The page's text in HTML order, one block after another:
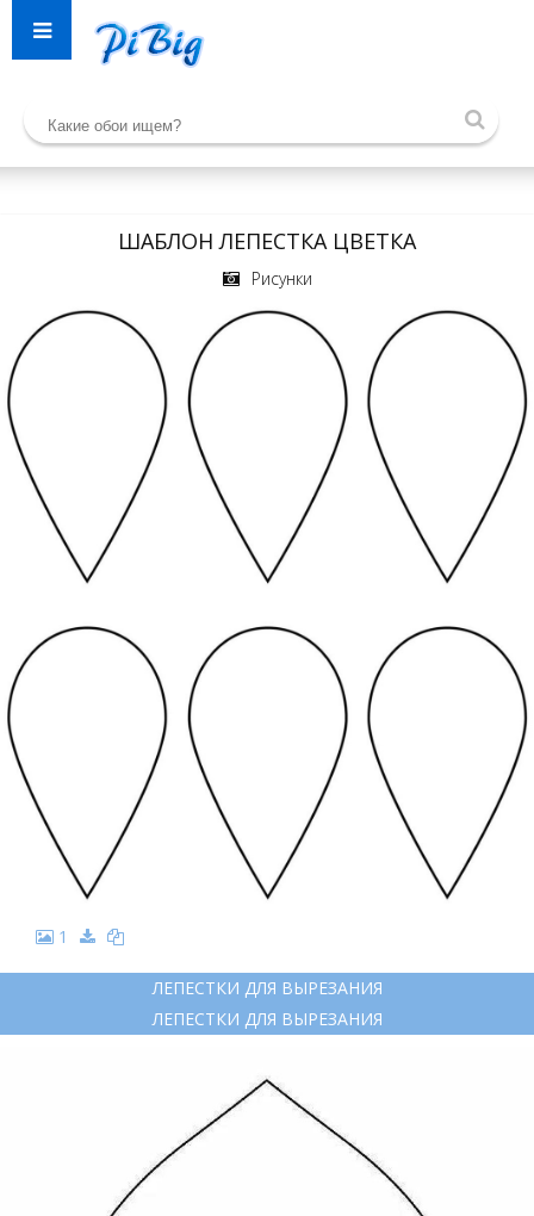
ШАБЛОН ЛЕПЕСТКА ЦВЕТКА
Рисунки
1
ЛЕПЕСТКИ ДЛЯ ВЫРЕЗАНИЯ
ЛЕПЕСТКИ ДЛЯ ВЫРЕЗАНИЯ